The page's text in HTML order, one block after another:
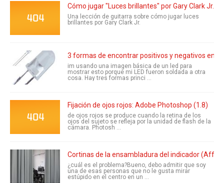
Cómo jugar "Luces brillantes" por Gary Clark Jr.
Una lección de guitarra sobre cómo jugar luces
brillantes por Gary Clark Jr.
3 formas de encontrar positivos y negativos en
im usando una imagen básica de un led para
mostrar esto porque mi LED fueron soldada a otra
cosa. Hay tres formas princi ...
Fijación de ojos rojos: Adobe Photoshop (1.8)
de ojos rojos se produce cuando la retina de los
ojos del sujeto se refleja por la unidad de flash de la
cámara. Photosh ...
Cortinas de la ensambladura del indicador
¿cuál es el problema?Bueno, debo admitir que soy
una de esas personas que no le gusta mirar
estúpido en el centro en un ...